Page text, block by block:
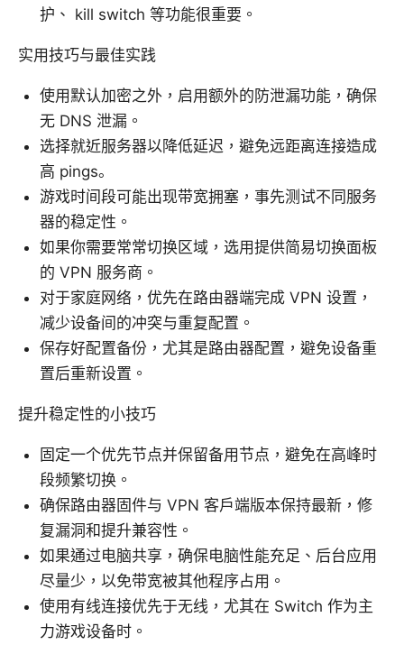
护、 kill switch 等功能很重要。
实用技巧与最佳实践
使用默认加密之外，启用额外的防泄漏功能，确保
无 DNS 泄漏。
选择就近服务器以降低延迟，避免远距离连接造成
高 pings。
游戏时间段可能出现带宽拥塞，事先测试不同服务
器的稳定性。
如果你需要常常切换区域，选用提供简易切换面板
的 VPN 服务商。
对于家庭网络，优先在路由器端完成 VPN 设置，
减少设备间的冲突与重复配置。
保存好配置备份，尤其是路由器配置，避免设备重
置后重新设置。
提升稳定性的小技巧
固定一个优先节点并保留备用节点，避免在高峰时
段频繁切换。
确保路由器固件与 VPN 客户端版本保持最新，修
复漏洞和提升兼容性。
如果通过电脑共享，确保电脑性能充足、后台应用
尽量少，以免带宽被其他程序占用。
使用有线连接优先于无线，尤其在 Switch 作为主
力游戏设备时。